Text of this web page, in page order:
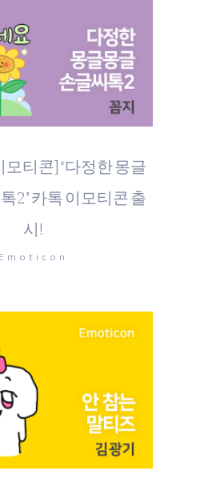
티콘] ‘다정한 몽글
2’ 카톡 이모티콘 출
시!
Emoticon